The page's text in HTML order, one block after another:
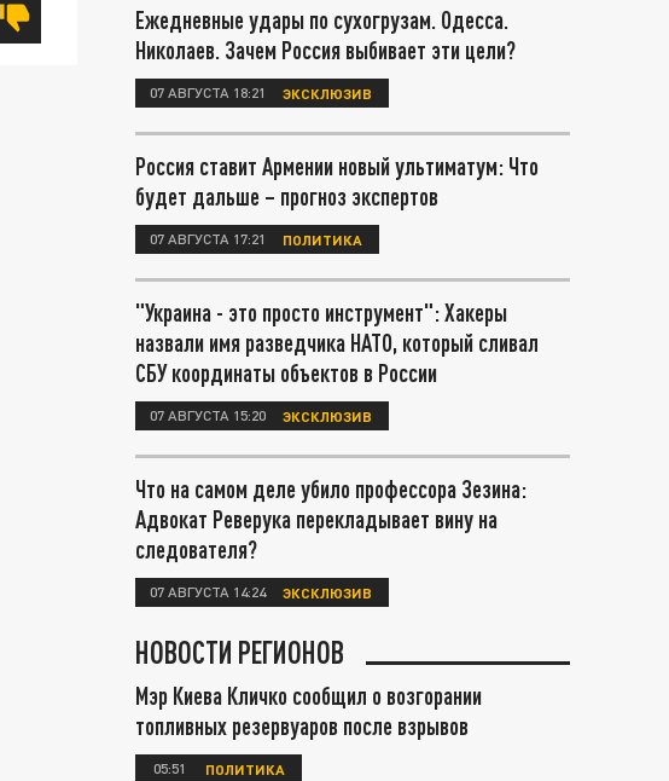
Ежедневные удары по сухогрузам. Одесса.
Николаев. Зачем Россия выбивает эти цели?
07 АВГУСТА 18:21 ЭКСКЛЮЗИВ
Россия ставит Армении новый ультиматум: Что
будет дальше – прогноз экспертов
07 АВГУСТА 17:21 ПОЛИТИКА
"Украина - это просто инструмент": Хакеры
назвали имя разведчика НАТО, который сливал
СБУ координаты объектов в России
07 АВГУСТА 15:20 ЭКСКЛЮЗИВ
Что на самом деле убило профессора Зезина:
Адвокат Реверука перекладывает вину на
следователя?
07 АВГУСТА 14:24 ЭКСКЛЮЗИВ
НОВОСТИ РЕГИОНОВ
Мэр Киева Кличко сообщил о возгорании
топливных резервуаров после взрывов
05:51 ПОЛИТИКА